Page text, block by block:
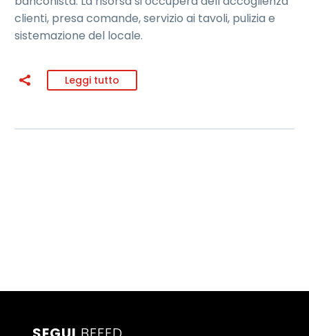
clienti, presa comande, servizio ai tavoli, pulizia e
sistemazione del locale.
Leggi tutto